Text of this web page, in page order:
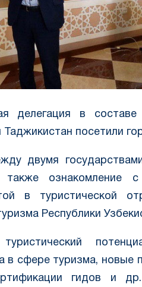
в составе
Таджикистан посетили
двумя
ознакомление
в туристической
Республики
в сфере туризма, новые
гидов и